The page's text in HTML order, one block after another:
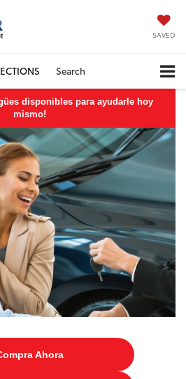
SAVED
Search
disponibles para ayudarle hoy
mismo!
Ahora